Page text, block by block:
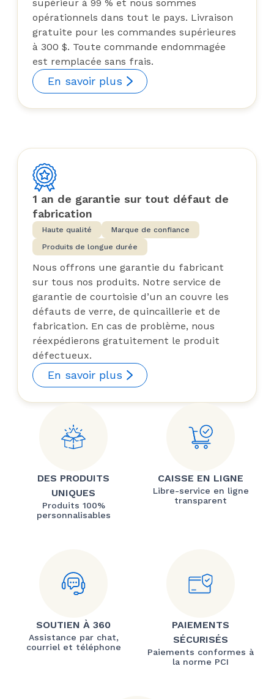
supérieur à 99 % et nous sommes
opérationnels dans tout le pays. Livraison
gratuite pour les commandes supérieures
à 300 $. Toute commande endommagée
est remplacée sans frais.
En savoir plus
1 an de garantie sur tout défaut de
fabrication
Haute qualité
Marque de confiance
Produits de longue durée
Nous offrons une garantie du fabricant
sur tous nos produits. Notre service de
garantie de courtoisie d’un an couvre les
défauts de verre, de quincaillerie et de
fabrication. En cas de problème, nous
réexpédierons gratuitement le produit
défectueux.
En savoir plus
DES PRODUITS
UNIQUES
Produits 100%
personnalisables
CAISSE EN LIGNE
Libre-service en ligne
transparent
SOUTIEN À 360
Assistance par chat,
courriel et téléphone
PAIEMENTS
SÉCURISÉS
Paiements conformes à
la norme PCI